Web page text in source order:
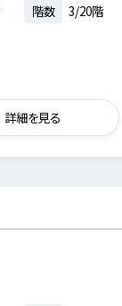
階数 3/20階
詳細を見る